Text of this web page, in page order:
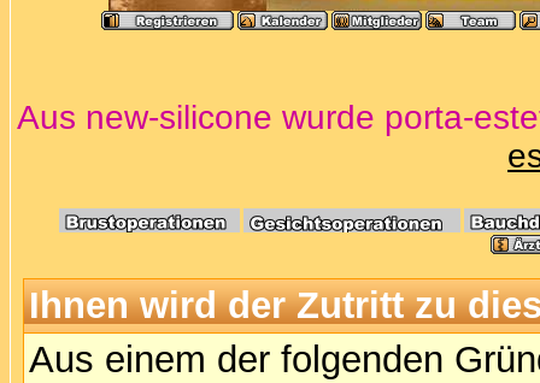
Aus new-silicone wurde porta-
Ihnen wird der Zutritt zu
Aus einem der folgenden